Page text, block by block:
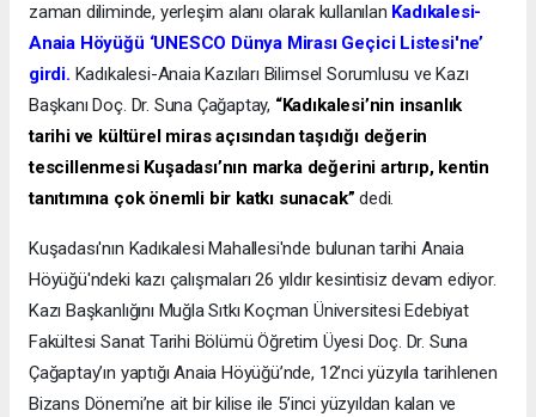
zaman diliminde, yerleşim alanı olarak kullanılan Kadıkalesi-
Anaia Höyüğü ‘UNESCO Dünya Mirası Geçici Listesi'ne’
girdi. Kadıkalesi-Anaia Kazıları Bilimsel Sorumlusu ve Kazı
Başkanı Doç. Dr. Suna Çağaptay, “Kadıkalesi’nin insanlık
tarihi ve kültürel miras açısından taşıdığı değerin
tescillenmesi Kuşadası’nın marka değerini artırıp, kentin
tanıtımına çok önemli bir katkı sunacak”dedi.
Kuşadası'nın Kadıkalesi Mahallesi'nde bulunan tarihi Anaia
Höyüğü'ndeki kazı çalışmaları 26 yıldır kesintisiz devam ediyor.
Kazı Başkanlığını Muğla Sıtkı Koçman Üniversitesi Edebiyat
Fakültesi Sanat Tarihi Bölümü Öğretim Üyesi Doç. Dr. Suna
Çağaptay’ın yaptığı Anaia Höyüğü’nde, 12’nci yüzyıla tarihlenen
Bizans Dönemi’ne ait bir kilise ile 5’inci yüzyıldan kalan ve